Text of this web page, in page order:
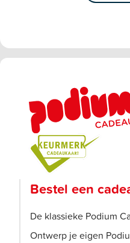
Bestel een
De klassieke Podium
Ontwerp je eigen